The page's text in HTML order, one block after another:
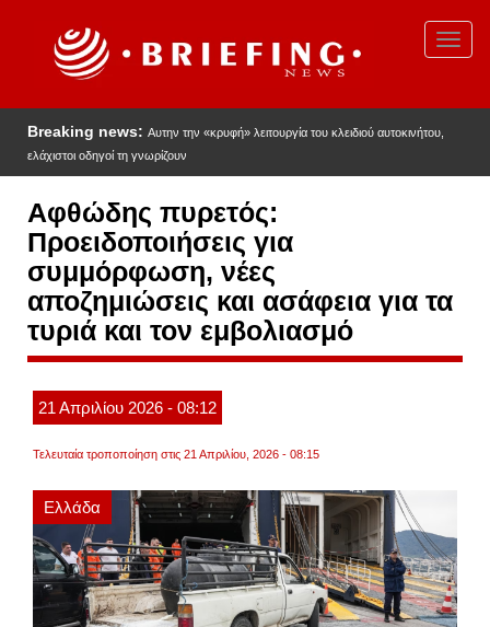
Breaking news: Αυτην την «κρυφή» λειτουργία του κλειδιού αυτοκινήτου,
ελάχιστοι οδηγοί τη γνωρίζουν
Αφθώδης πυρετός:
Προειδοποιήσεις για
συμμόρφωση, νέες
αποζημιώσεις και ασάφεια για τα
τυριά και τον εμβολιασμό
21 Απριλίου 2026 - 08:12
Τελευταία τροποποίηση στις 21 Απριλίου, 2026 - 08:15
Ελλάδα